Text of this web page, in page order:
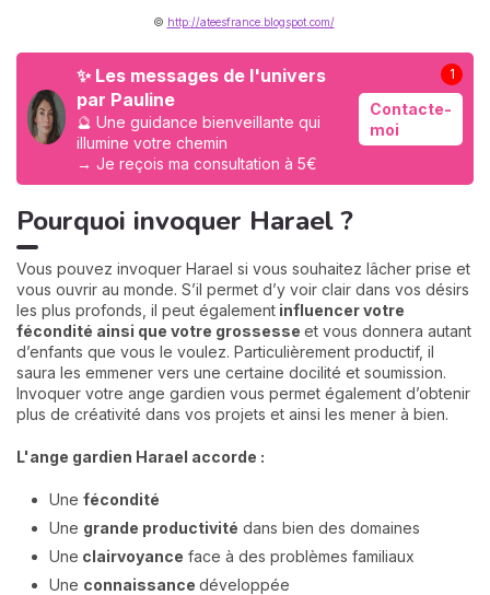
© http://ateesfrance.blogspot.com/
✨ Les messages de l'univers
par Pauline
🔮 Une guidance bienveillante qui
illumine votre chemin
→ Je reçois ma consultation à 5€
Contacte-
moi
1
Pourquoi invoquer Harael ?
Vous pouvez invoquer Harael si vous souhaitez lâcher prise et
vous ouvrir au monde. S’il permet d’y voir clair dans vos désirs
les plus profonds, il peut également influencer votre
fécondité ainsi que votre grossesse et vous donnera autant
d’enfants que vous le voulez. Particulièrement productif, il
saura les emmener vers une certaine docilité et soumission.
Invoquer votre ange gardien vous permet également d’obtenir
plus de créativité dans vos projets et ainsi les mener à bien.
L'ange gardien Harael accorde :
Une fécondité
Une grande productivité dans bien des domaines
Une clairvoyance face à des problèmes familiaux
Une connaissance développée